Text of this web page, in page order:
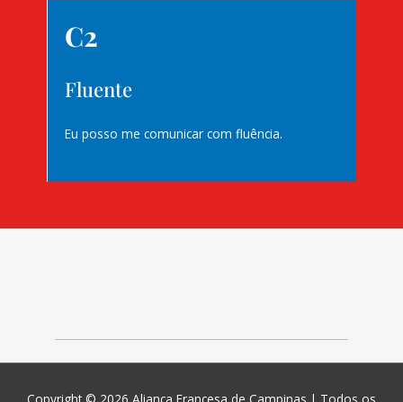
C2
Fluente
Eu posso me comunicar com fluência.